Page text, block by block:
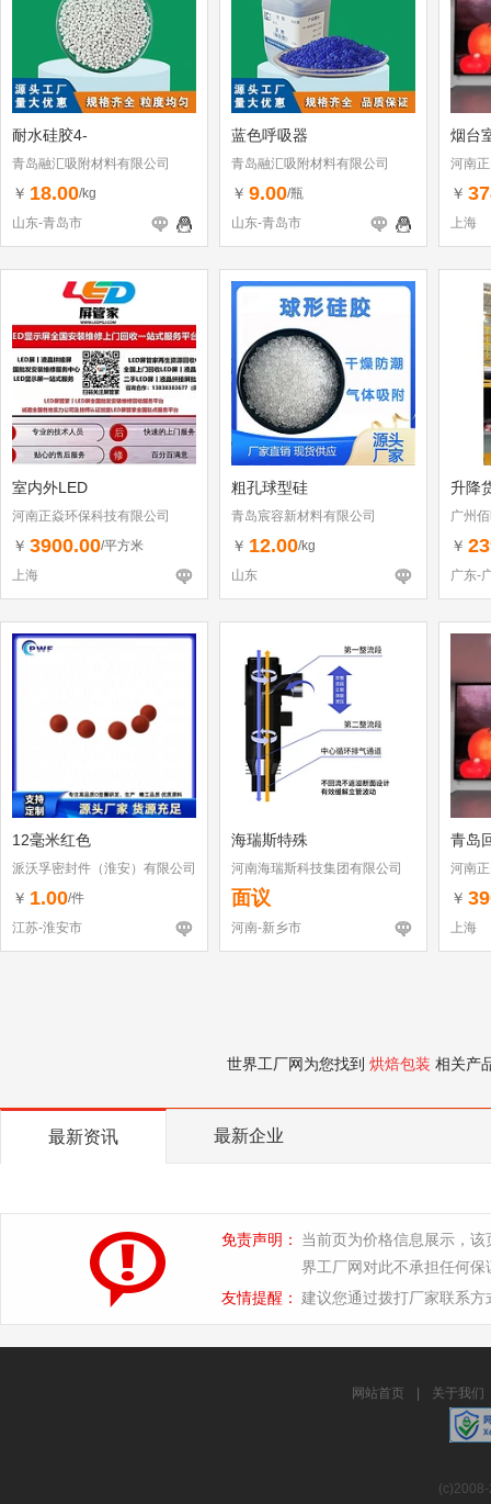
耐水硅胶4-
青岛融汇吸附材料有限公司
￥ 18.00/kg
山东-青岛市
蓝色呼吸器
青岛融汇吸附材料有限公司
￥ 9.00/瓶
山东-青岛市
烟台
河南
￥
上海
室内外LED
河南正焱环保科技有限公司
￥ 3900.00/平方米
上海
粗孔球型硅
青岛宸容新材料有限公司
￥ 12.00/kg
山东
升降
广州
￥
广东-
12毫米红色
派沃孚密封件（淮安）有限公司
￥ 1.00/件
江苏-淮安市
海瑞斯特殊
河南海瑞斯科技集团有限公司
面议
河南-新乡市
青岛
河南
￥
上海
世界工厂网为您找到 烘焙包装 相关产
最新资讯 最新企业
免责声明：
当前页为价格信息展示，
界工厂网对此不承担任何保
友情提醒： 建议您通过拨打厂家联系
网站首页 关于我们